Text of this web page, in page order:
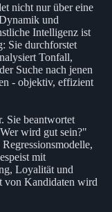
nicht nur über eine
und
Intelligenz ist
Sie durchforstet
Tonfall,
Suche nach jenen
- objektiv, effizient
Sie beantwortet
wird gut sein?"
mit
Loyalität und
von Kandidaten wird